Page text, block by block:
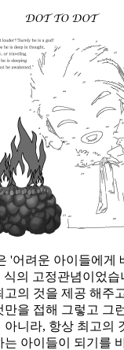
'어려운 아이들에게
의 고정관념이었습
의 것을 제공 해주
을 접해 그렇고 그
니라, 항상 최고의
아이들이 되기를